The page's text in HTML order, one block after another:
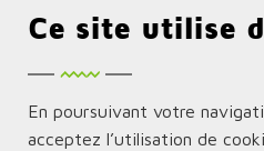
GBIC,
SFP,
Ce site utilise
En poursuivant votre
acceptez l’utilisation de